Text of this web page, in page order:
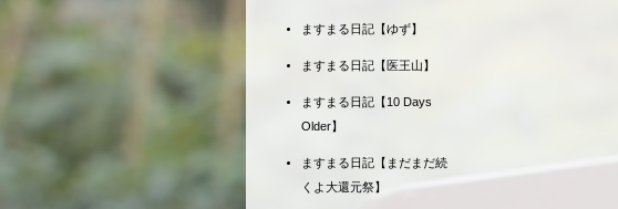
ますまる日記【ゆず】
ますまる日記【医王山】
ますまる日記【10 Days
Older】
ますまる日記【まだまだ続
くよ大還元祭】